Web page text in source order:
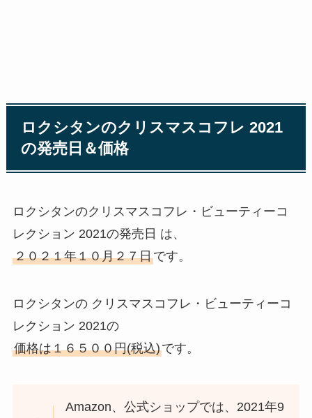
ロクシタンのクリスマスコフレ 2021
の発売日＆価格
ロクシタンのクリスマスコフレ・ビューティーコ
レクション 2021の発売日 は、
２０２１年１０月２７日です。
ロクシタンの クリスマスコフレ・ビューティーコ
レクション 2021の
価格は１６５００円(税込)です。
Amazon、公式ショップでは、2021年9